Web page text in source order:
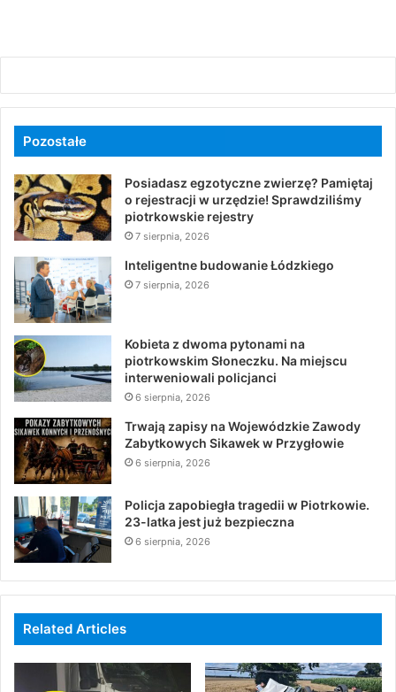
Pozostałe
Posiadasz egzotyczne zwierzę? Pamiętaj
o rejestracji w urzędzie! Sprawdziliśmy
piotrkowskie rejestry
7 sierpnia, 2026
Inteligentne budowanie Łódzkiego
7 sierpnia, 2026
Kobieta z dwoma pytonami na
piotrkowskim Słoneczku. Na miejscu
interweniowali policjanci
6 sierpnia, 2026
Trwają zapisy na Wojewódzkie Zawody
Zabytkowych Sikawek w Przygłowie
6 sierpnia, 2026
Policja zapobiegła tragedii w Piotrkowie.
23-latka jest już bezpieczna
6 sierpnia, 2026
Related Articles